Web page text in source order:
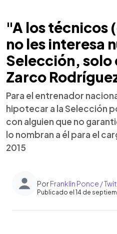
"A los técnicos
no les interesa
Selección,
Zarco
Para el entrenador
hipotecar a la Selección
con alguien que no
lo nombran a él para el
2015
PorFranklin Ponce /
Publicado el 14 de